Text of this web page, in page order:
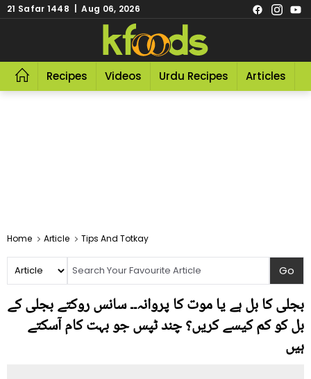
21 Safar 1448 | Aug 06, 2026
Recipes Videos Urdu Recipes Articles
Home Article Tips And Totkay
بجلی کا بل ہے یا موت کا پروانہ۔۔ سانس روکتے بجلی کے
بل کو کم کیسے کریں؟ چند ٹپس جو بہت کام آسکتے
ہیں